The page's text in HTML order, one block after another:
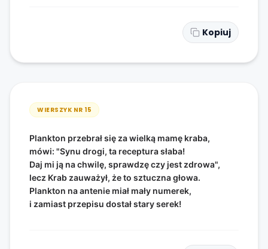
Kopiuj
WIERSZYK NR 15
Plankton przebrał się za wielką mamę kraba,
mówi: "Synu drogi, ta receptura słaba!
Daj mi ją na chwilę, sprawdzę czy jest zdrowa",
lecz Krab zauważył, że to sztuczna głowa.
Plankton na antenie miał mały numerek,
i zamiast przepisu dostał stary serek!